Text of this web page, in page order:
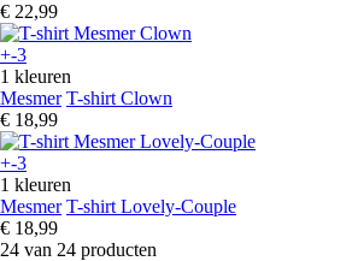
€ 22,99
+-3
1 kleuren
Mesmer T-shirt Clown
€ 18,99
+-3
1 kleuren
Mesmer T-shirt Lovely-Couple
€ 18,99
24 van 24 producten